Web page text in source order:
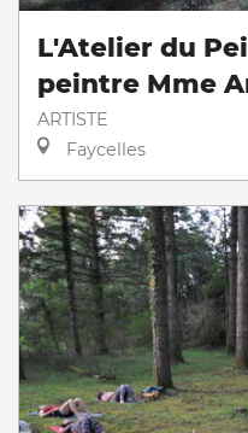
L'Atelier du
peintre Mme
ARTISTE
Faycelles